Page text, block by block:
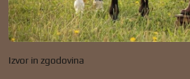
Izvor in zgodovina